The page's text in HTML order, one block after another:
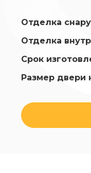
Отделка
Отделка
Срок
Размер двери